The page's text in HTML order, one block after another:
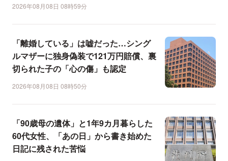
2026年08月08日 08時59分
「離婚している」は嘘だった…シング
ルマザーに独身偽装で121万円賠償、裏
切られた子の「心の傷」も認定
2026年08月08日 08時50分
「90歳母の遺体」と1年9カ月暮らした
60代女性、「あの日」から書き始めた
日記に残された苦悩